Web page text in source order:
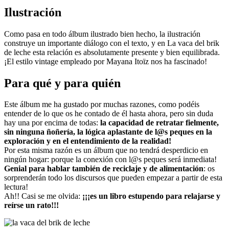
Ilustración
Como pasa en todo álbum ilustrado bien hecho, la ilustración
construye un importante diálogo con el texto, y en La vaca del brik
de leche esta relación es absolutamente presente y bien equilibrada.
¡El estilo vintage empleado por Mayana Itoïz nos ha fascinado!
Para qué y para quién
Este álbum me ha gustado por muchas razones, como podéis
entender de lo que os he contado de él hasta ahora, pero sin duda
hay una por encima de todas: la capacidad de retratar fielmente,
sin ninguna ñoñería, la lógica aplastante de l@s peques en la
exploración y en el entendimiento de la realidad!
Por esta misma razón es un álbum que no tendrá desperdicio en
ningún hogar: porque la conexión con l@s peques será inmediata!
Genial para hablar también de reciclaje y de alimentación: os
sorprenderán todo los discursos que pueden empezar a partir de esta
lectura!
Ah!! Casi se me olvida: ¡¡¡es un libro estupendo para relajarse y
reírse un rato!!!